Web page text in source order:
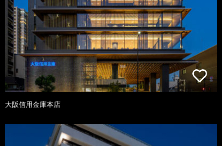
大阪信用金庫本店